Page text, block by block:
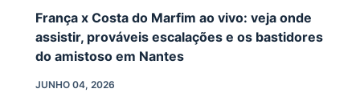
França x Costa do Marfim ao vivo: veja onde
assistir, prováveis escalações e os bastidores
do amistoso em Nantes
JUNHO 04, 2026